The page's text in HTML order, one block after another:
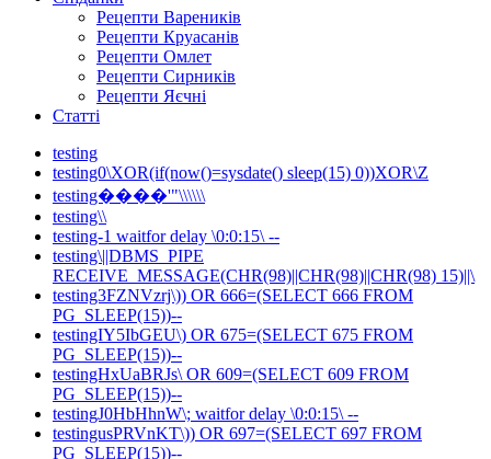
Рецепти Вареників
Рецепти Круасанів
Рецепти Омлет
Рецепти Сирників
Рецепти Яєчні
Статті
testing
testing0\XOR(if(now()=sysdate() sleep(15) 0))XOR\Z
testing����'"\\\\\\
testing\\
testing-1 waitfor delay \0:0:15\ --
testing\||DBMS_PIPE
RECEIVE_MESSAGE(CHR(98)||CHR(98)||CHR(98) 15)||\
testing3FZNVzrj\)) OR 666=(SELECT 666 FROM
PG_SLEEP(15))--
testingIY5IbGEU\) OR 675=(SELECT 675 FROM
PG_SLEEP(15))--
testingHxUaBRJs\ OR 609=(SELECT 609 FROM
PG_SLEEP(15))--
testingJ0HbHhnW\; waitfor delay \0:0:15\ --
testingusPRVnKT\)) OR 697=(SELECT 697 FROM
PG_SLEEP(15))--